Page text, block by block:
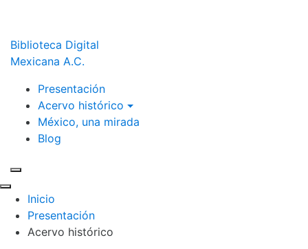
Biblioteca Digital
Mexicana A.C.
Presentación
Acervo histórico
México, una mirada
Blog
Inicio
Presentación
Acervo histórico